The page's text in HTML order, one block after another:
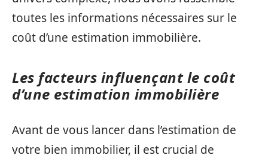
toutes les informations nécessaires sur le
coût d’une estimation immobilière.
Les facteurs influençant le coût
d’une estimation immobilière
Avant de vous lancer dans l’estimation de
votre bien immobilier, il est crucial de